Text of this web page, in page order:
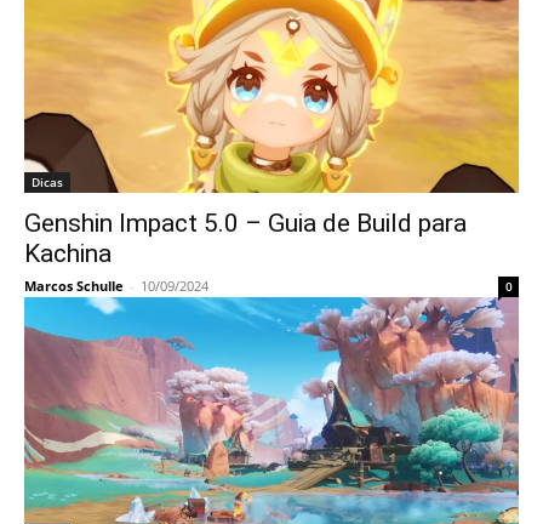
Dicas
Genshin Impact 5.0 – Guia de Build para
Kachina
Marcos Schulle - 10/09/2024 0